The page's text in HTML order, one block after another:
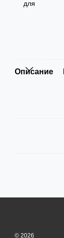
Описание
© 2026